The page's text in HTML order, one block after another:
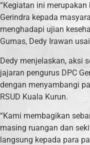
“Kegiatan ini
Gerindra kepada
menghadapi ujian
Gumas, Dedy Irawan
Dedy menjelaskan, aksi
jajaran pengurus DPC
dengan menyambangi
RSUD Kuala Kurun.
“Kami membagikan
masing ruangan dan
langsung kepada para